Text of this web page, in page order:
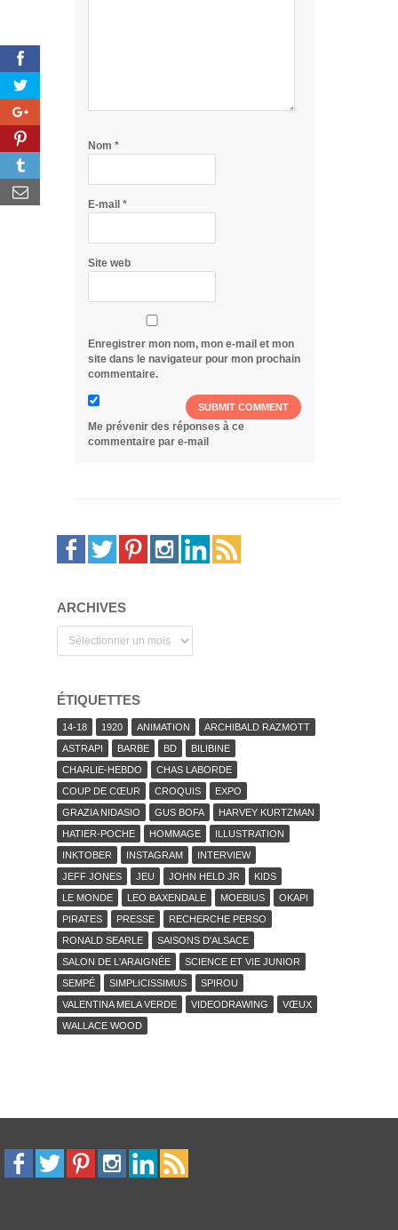
Nom *
E-mail *
Site web
Enregistrer mon nom, mon e-mail et mon
site dans le navigateur pour mon prochain
commentaire.
Me prévenir des réponses à ce
commentaire par e-mail
ARCHIVES
ÉTIQUETTES
14-18 1920 ANIMATION
ARCHIBALD RAZMOTT
ASTRAPI
BARBE BD
BILIBINE
CHARLIE-HEBDO
CHAS LABORDE
COUP DE CŒUR
CROQUIS
EXPO
GRAZIA NIDASIO
GUS BOFA
HARVEY KURTZMAN
HATIER-POCHE
HOMMAGE
ILLUSTRATION
INKTOBER
INSTAGRAM
INTERVIEW
JEFF JONES
JEU JOHN HELD JR
KIDS
LE MONDE
LEO BAXENDALE MOEBIUS
OKAPI
PIRATES
PRESSE
RECHERCHE PERSO
RONALD SEARLE
SAISONS D'ALSACE
SALON DE L'ARAIGNÉE
SCIENCE ET VIE JUNIOR
SEMPÉ
SIMPLICISSIMUS
SPIROU
VALENTINA MELA VERDE
VIDEODRAWING
VŒUX
WALLACE WOOD